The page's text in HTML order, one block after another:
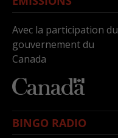
Avec la participation du
gouvernement du
Canada
BINGO RADIO